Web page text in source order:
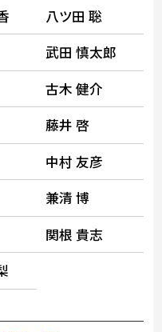
八ツ田 聡
武田 慎太郎
古木 健介
藤井 啓
中村 友彦
兼清 博
関根 貴志